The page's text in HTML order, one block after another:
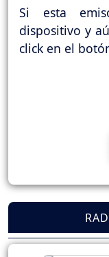
Si esta
dispositivo y
click en el